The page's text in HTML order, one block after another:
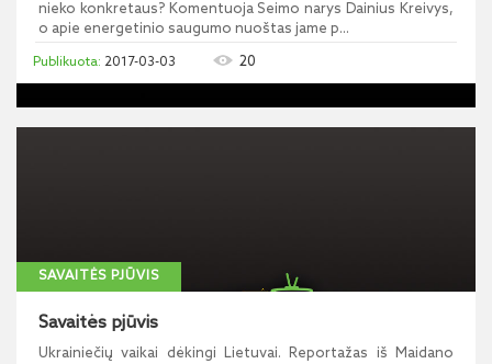
nieko konkretaus? Komentuoja Seimo narys Dainius Kreivys,
o apie energetinio saugumo nuoštas jame p...
2017-03-03 20
SAVAITĖS PJŪVIS
Savaitės pjūvis
Ukrainiečių vaikai dėkingi Lietuvai. Reportažas iš Maidano